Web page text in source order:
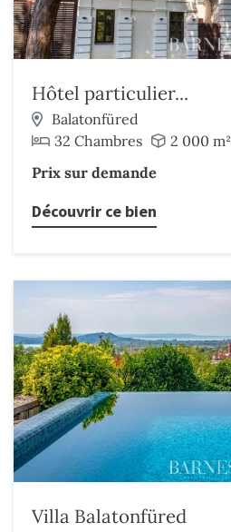
Hôtel particulier...
Balatonfüred
32 Chambres
2 000 m²
Prix sur demande
Découvrir ce bien
Villa Balatonfüred